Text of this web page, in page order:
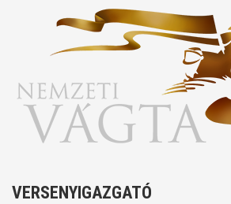
VERSENYIGAZGATÓ